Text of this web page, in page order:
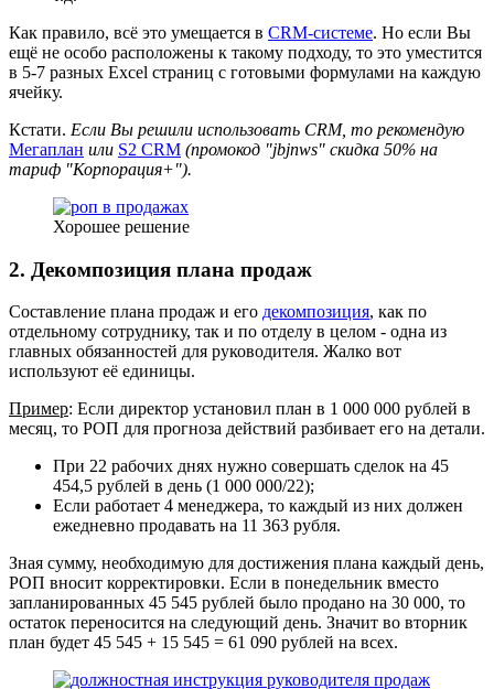
Как правило, всё это умещается в CRM-системе. Но если Вы
ещё не особо расположены к такому подходу, то это уместится
в 5-7 разных Excel страниц с готовыми формулами на каждую
ячейку.
Кстати. Если Вы решили использовать CRM, то рекомендую
Мегаплан или S2 CRM (промокод "jbjnws" скидка 50% на
тариф "Корпорация+").
Хорошее решение
2. Декомпозиция плана продаж
Составление плана продаж и его декомпозиция, как по
отдельному сотруднику, так и по отделу в целом - одна из
главных обязанностей для руководителя. Жалко вот
используют её единицы.
Пример: Если директор установил план в 1 000 000 рублей в
месяц, то РОП для прогноза действий разбивает его на детали.
При 22 рабочих днях нужно совершать сделок на 45
454,5 рублей в день (1 000 000/22);
Если работает 4 менеджера, то каждый из них должен
ежедневно продавать на 11 363 рубля.
Зная сумму, необходимую для достижения плана каждый день,
РОП вносит корректировки. Если в понедельник вместо
запланированных 45 545 рублей было продано на 30 000, то
остаток переносится на следующий день. Значит во вторник
план будет 45 545 + 15 545 = 61 090 рублей на всех.